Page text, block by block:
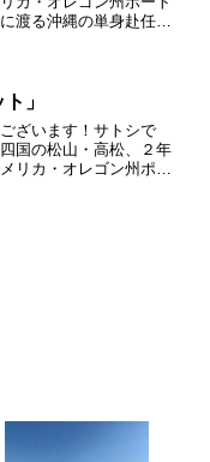
渡る沖縄の単身赴任の
動産を主...
」
ざいます！サトシで
国の松山・高松、２年
リカ・オレゴン州ポー